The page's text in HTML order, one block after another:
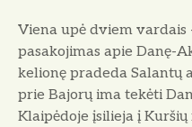
d
a
i
s
Viena upė dviem vardais
pasakojimas apie Danę-
kelionę pradeda Salantų
prie Bajorų ima tekėti
Klaipėdoje įsilieja į